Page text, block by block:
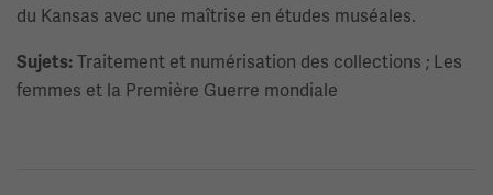
du Kansas avec une maîtrise en études muséales.
Sujets: Traitement et numérisation des collections ; Les
femmes et la Première Guerre mondiale